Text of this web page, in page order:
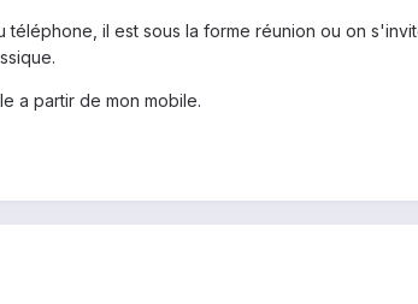
il est sous la forme réunion ou on
a partir de mon mobile.